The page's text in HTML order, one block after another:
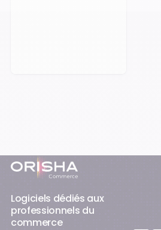
Pied-de-page
Logiciels dédiés aux
professionnels du
commerce